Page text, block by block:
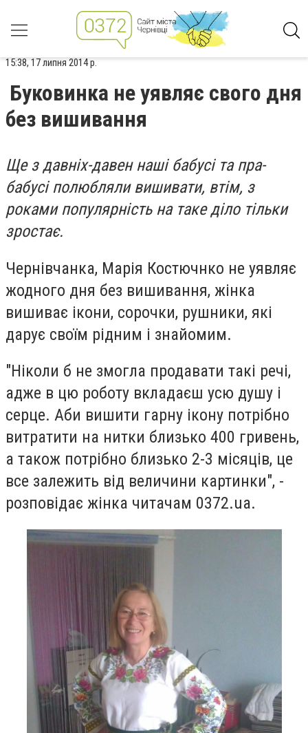
15:38, 17 липня 2014 р.
Буковинка не уявляє свого дня
без вишивання
Ще з давніх-давен наші бабусі та пра-
бабусі полюбляли вишивати, втім, з
роками популярність на таке діло тільки
зростає.
Чернівчанка, Марія Костючнко не уявляє
жодного дня без вишивання, жінка
вишиває ікони, сорочки, рушники, які
дарує своїм рідним і знайомим.
"Ніколи б не змогла продавати такі речі,
адже в цю роботу вкладаєш усю душу і
серце. Аби вишити гарну ікону потрібно
витратити на нитки близько 400 гривень,
а також потрібно близько 2-3 місяців, це
все залежить від величини картинки", -
розповідає жінка читачам 0372.ua.